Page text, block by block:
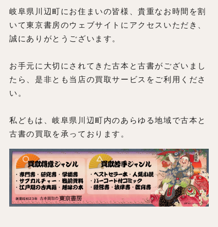
岐阜県川辺町にお住まいの皆様、貴重なお時間を割
いて東京書房のウェブサイトにアクセスいただき、
誠にありがとうございます。
お手元に大切にされてきた古本と古書がございまし
たら、是非とも当店の買取サービスをご利用くださ
い。
私どもは、岐阜県川辺町内のあらゆる地域で古本と
古書の買取を承っております。